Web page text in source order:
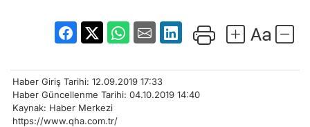
Haber Giriş Tarihi: 12.09.2019 17:33
Haber Güncellenme Tarihi: 04.10.2019 14:40
Kaynak: Haber Merkezi
https://www.qha.com.tr/